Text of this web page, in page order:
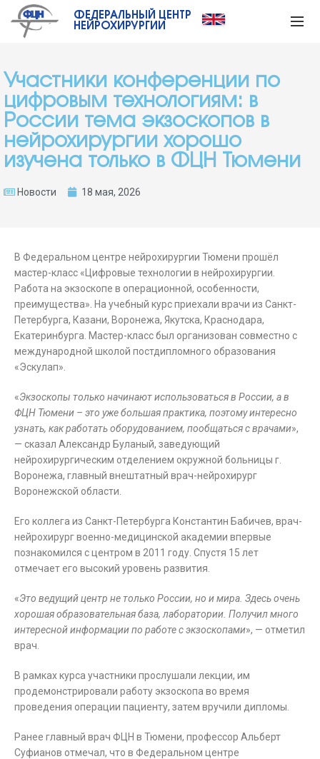
ФЕДЕРАЛЬНЫЙ ЦЕНТР
НЕЙРОХИРУРГИИ
Участники конференции по
цифровым технологиям: в
России тема экзоскопов в
нейрохирургии хорошо
изучена только в ФЦН Тюмени
Новости 18 мая, 2026
В Федеральном центре нейрохирургии Тюмени прошёл
мастер-класс «Цифровые технологии в нейрохирургии.
Работа на экзоскопе в операционной, особенности,
преимущества». На учебный курс приехали врачи из Санкт-
Петербурга, Казани, Воронежа, Якутска, Краснодара,
Екатеринбурга. Мастер-класс был организован совместно с
международной школой постдипломного образования
«Эскулап».
«Экзоскопы только начинают использоваться в России, а в
ФЦН Тюмени – это уже большая практика, поэтому интересно
узнать, как работать оборудованием, пообщаться с врачами»,
— сказал Александр Буланый, заведующий
нейрохирургическим отделением окружной больницы г.
Воронежа, главный внештатный врач-нейрохирург
Воронежской области.
Его коллега из Санкт-Петербурга Константин Бабичев, врач-
нейрохирург военно-медицинской академии впервые
познакомился с центром в 2011 году. Спустя 15 лет
отмечает его высокий уровень развития.
«Это ведущий центр не только России, но и мира. Здесь очень
хорошая образовательная база, лаборатории. Получил много
интересной информации по работе с экзоскопами», — отметил
врач.
В рамках курса участники прослушали лекции, им
продемонстрировали работу экзоскопа во время
проведения операции пациенту, затем вручили дипломы.
Ранее главный врач ФЦН в Тюмени, профессор Альберт
Суфианов отмечал, что в Федеральном центре